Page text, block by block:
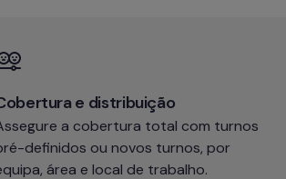
e distribuição
a cobertura total com turnos
definidos ou novos turnos, por
área e local de trabalho.